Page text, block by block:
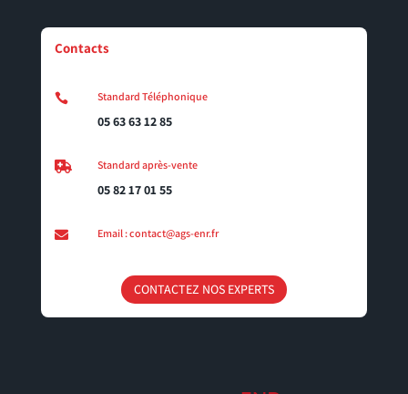
Contacts
 Standard Téléphonique
05 63 63 12 85
 Standard après-vente
05 82 17 01 55
 Email : contact@ags-enr.fr
CONTACTEZ NOS EXPERTS